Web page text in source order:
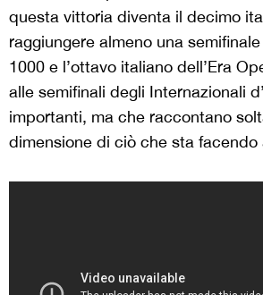
questa vittoria diventa il decimo
raggiungere almeno una
1000 e l’ottavo italiano dell’Era
alle semifinali degli Internazionali
importanti, ma che raccontano
dimensione di ciò che sta facendo